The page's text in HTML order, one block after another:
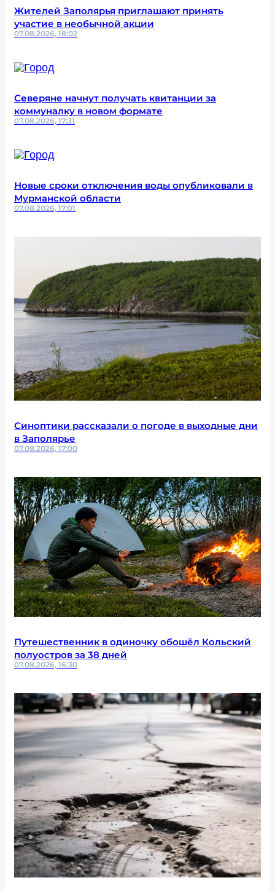
Жителей Заполярья приглашают принять
участие в необычной акции
07.08.2026, 18:02
Северяне начнут получать квитанции за
коммуналку в новом формате
07.08.2026, 17:31
Новые сроки отключения воды опубликовали в
Мурманской области
07.08.2026, 17:01
Синоптики рассказали о погоде в выходные дни
в Заполярье
07.08.2026, 17:00
Путешественник в одиночку обошёл Кольский
полуостров за 38 дней
07.08.2026, 16:30